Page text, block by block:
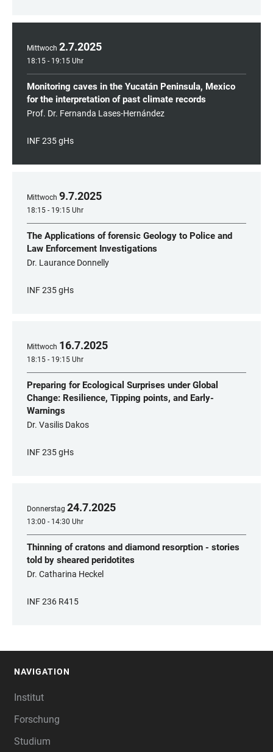
Mittwoch 2.7.2025
18:15 - 19:15 Uhr
Monitoring caves in the Yucatán Peninsula, Mexico
for the interpretation of past climate records
Prof. Dr. Fernanda Lases-Hernández
INF 235 gHs
Mittwoch 9.7.2025
18:15 - 19:15 Uhr
The Applications of forensic Geology to Police and
Law Enforcement Investigations
Dr. Laurance Donnelly
INF 235 gHs
Mittwoch 16.7.2025
18:15 - 19:15 Uhr
Preparing for Ecological Surprises under Global
Change: Resilience, Tipping points, and Early-
Warnings
Dr. Vasilis Dakos
INF 235 gHs
Donnerstag 24.7.2025
13:00 - 14:30 Uhr
Thinning of cratons and diamond resorption - stories
told by sheared peridotites
Dr. Catharina Heckel
INF 236 R415
NAVIGATION
Institut
Forschung
Studium